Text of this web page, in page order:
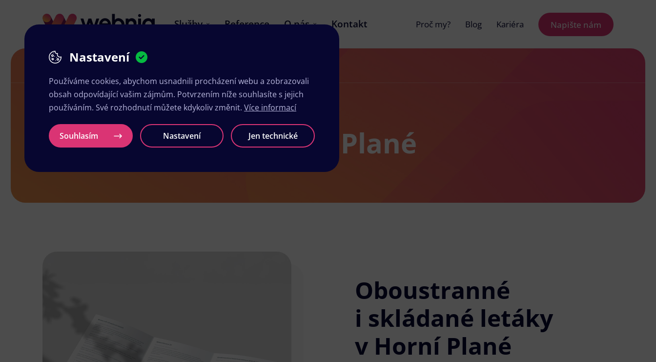
Služby Reference O nás Kontakt Proč my? Blog Kariéra Napište nám
Návrh letáků v Horní Plané
Návrh letáků v Horní Plané
Oboustranné
i skládané letáky
v Horní Plané
Nastavení
Používáme cookies, abychom usnadnili procházení webu a zobrazovali
obsah odpovídající vašim zájmům. Potvrzením níže souhlasíte s jejich
používáním. Své rozhodnutí můžete kdykoliv změnit. Více informací
Souhlasím Nastavení Jen technické